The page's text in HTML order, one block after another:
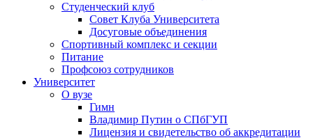
Студенческий клуб
Совет Клуба Университета
Досуговые объединения
Спортивный комплекс и секции
Питание
Профсоюз сотрудников
Университет
О вузе
Гимн
Владимир Путин о СПбГУП
Лицензия и свидетельство об аккредитации